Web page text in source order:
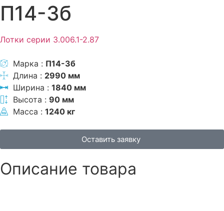
П14-3б
Лотки серии 3.006.1-2.87
Марка : П14-3б
Длина : 2990 мм
Ширина : 1840 мм
Высота : 90 мм
Масса : 1240 кг
Оставить заявку
Описание товара